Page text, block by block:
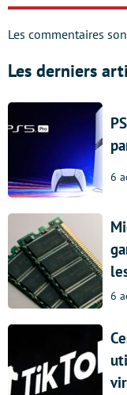
Les commentaires
Les derniers
6
6